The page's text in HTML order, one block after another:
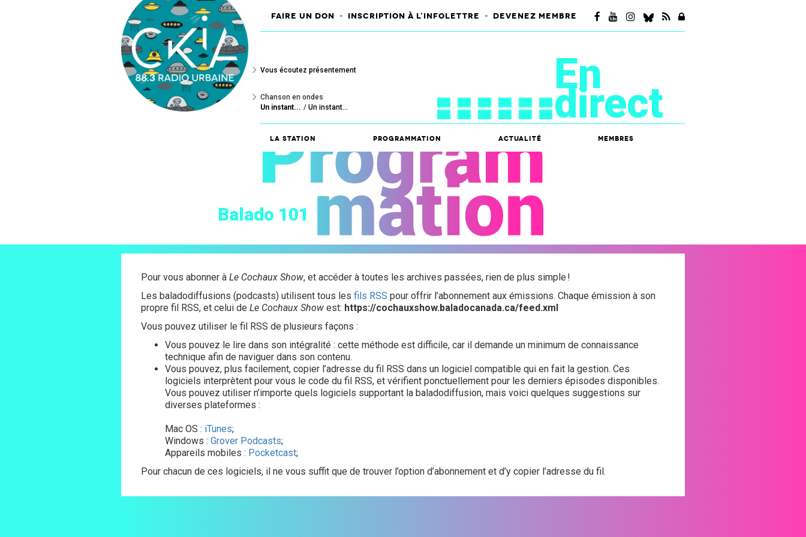
FAIRE UN DON - INSCRIPTION À L'INFOLETTRE - DEVENEZ MEMBRE
Vous écoutez présentement
Chanson en ondes
Un instant...
Un instant...
En
direct
La station Programmation Actualité Membres
Balado 101
Pour vous abonner à Le Cochaux Show, et accéder à toutes les archives passées, rien de plus simple !
Les baladodiffusions (podcasts) utilisent tous les fils RSS pour offrir l’abonnement aux émissions. Chaque émission à son
propre fil RSS, et celui de Le Cochaux Show est: https://cochauxshow.baladocanada.ca/feed.xml
Vous pouvez utiliser le fil RSS de plusieurs façons :
Vous pouvez le lire dans son intégralité : cette méthode est difficile, car il demande un minimum de connaissance
technique afin de naviguer dans son contenu.
Vous pouvez, plus facilement, copier l’adresse du fil RSS dans un logiciel compatible qui en fait la gestion. Ces
logiciels interprètent pour vous le code du fil RSS, et vérifient ponctuellement pour les derniers épisodes disponibles.
Vous pouvez utiliser n’importe quels logiciels supportant la baladodiffusion, mais voici quelques suggestions sur
diverses plateformes :
Mac OS : iTunes;
Windows : Grover Podcasts;
Appareils mobiles : Pocketcast;
Pour chacun de ces logiciels, il ne vous suffit que de trouver l’option d’abonnement et d’y copier l’adresse du fil.